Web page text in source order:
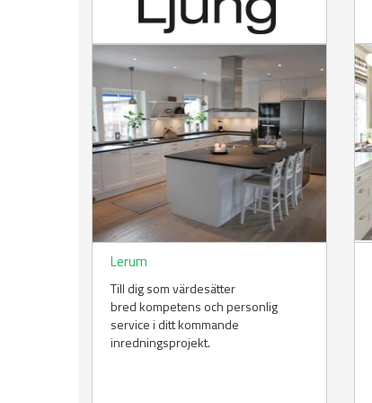
Lerum
Till dig som värdesätter
bred kompetens och personlig
service i ditt kommande
inredningsprojekt.